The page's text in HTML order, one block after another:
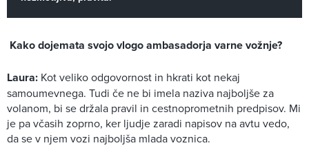
Kako dojemata svojo vlogo ambasadorja varne vožnje?
Laura: Kot veliko odgovornost in hkrati kot nekaj
samoumevnega. Tudi če ne bi imela naziva najboljše za
volanom, bi se držala pravil in cestnoprometnih predpisov. Mi
je pa včasih zoprno, ker ljudje zaradi napisov na avtu vedo,
da se v njem vozi najboljša mlada voznica.